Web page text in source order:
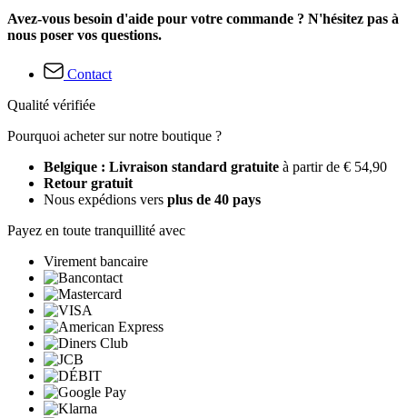
Avez-vous besoin d'aide pour votre commande ? N'hésitez pas à
nous poser vos questions.
Contact
Qualité vérifiée
Pourquoi acheter sur notre boutique ?
Belgique : Livraison standard gratuite à partir de € 54,90
Retour gratuit
Nous expédions vers plus de 40 pays
Payez en toute tranquillité avec
Virement bancaire